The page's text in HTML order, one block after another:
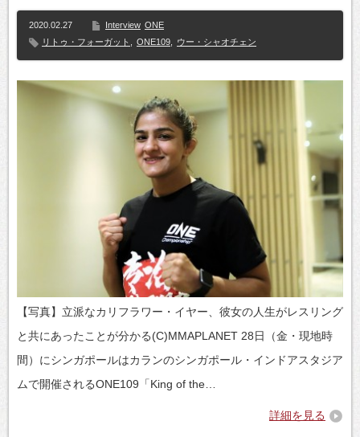
2020.02.27 Interview ONE
リトゥ・フォーガット
ONE109 ウー・シャオチェン
【写真】立派なカリフラワー・イヤー、彼女の人生がレスリング
と共にあったことが分かる(C)MMAPLANET 28日（金・現地時
間）にシンガポールはカランのシンガポール・インドアスタジア
ムで開催されるONE109「King of the…
詳細を見る